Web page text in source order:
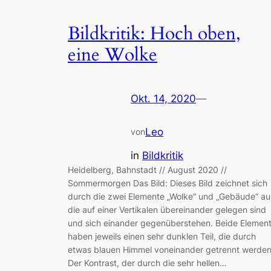
Bildkritik: Hoch oben,
eine Wolke
Okt. 14, 2020—
vonLeo
in Bildkritik
Heidelberg, Bahnstadt // August 2020 //
Sommermorgen Das Bild: Dieses Bild zeichnet sich
durch die zwei Elemente „Wolke“ und „Gebäude“
die auf einer Vertikalen übereinander gelegen sind
und sich einander gegenüberstehen. Beide
haben jeweils einen sehr dunklen Teil, die durch
etwas blauen Himmel voneinander getrennt
Der Kontrast, der durch die sehr hellen…